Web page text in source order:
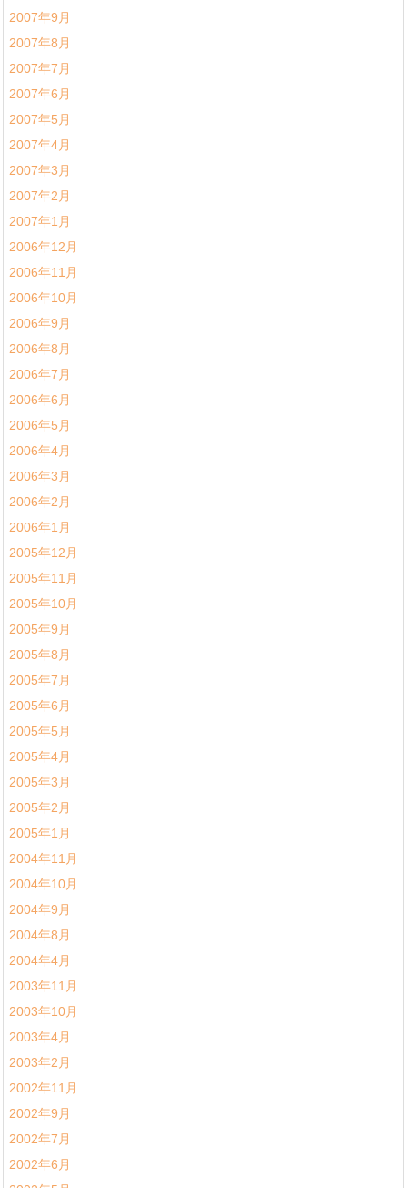
2007年9月
2007年8月
2007年7月
2007年6月
2007年5月
2007年4月
2007年3月
2007年2月
2007年1月
2006年12月
2006年11月
2006年10月
2006年9月
2006年8月
2006年7月
2006年6月
2006年5月
2006年4月
2006年3月
2006年2月
2006年1月
2005年12月
2005年11月
2005年10月
2005年9月
2005年8月
2005年7月
2005年6月
2005年5月
2005年4月
2005年3月
2005年2月
2005年1月
2004年11月
2004年10月
2004年9月
2004年8月
2004年4月
2003年11月
2003年10月
2003年4月
2003年2月
2002年11月
2002年9月
2002年7月
2002年6月